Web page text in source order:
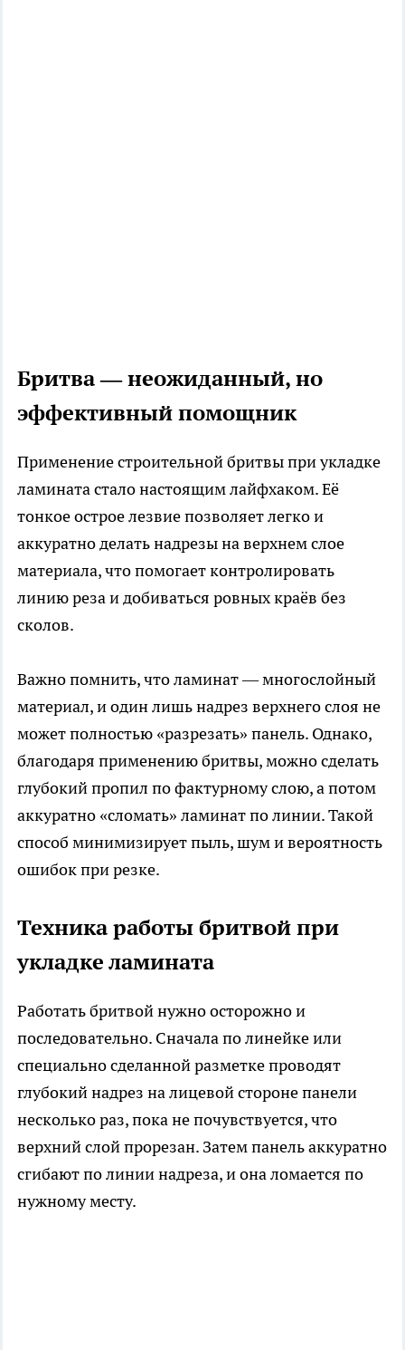
Бритва — неожиданный, но
эффективный помощник
Применение строительной бритвы при укладке
ламината стало настоящим лайфхаком. Её
тонкое острое лезвие позволяет легко и
аккуратно делать надрезы на верхнем слое
материала, что помогает контролировать
линию реза и добиваться ровных краёв без
сколов.
Важно помнить, что ламинат — многослойный
материал, и один лишь надрез верхнего слоя не
может полностью «разрезать» панель. Однако,
благодаря применению бритвы, можно сделать
глубокий пропил по фактурному слою, а потом
аккуратно «сломать» ламинат по линии. Такой
способ минимизирует пыль, шум и вероятность
ошибок при резке.
Техника работы бритвой при
укладке ламината
Работать бритвой нужно осторожно и
последовательно. Сначала по линейке или
специально сделанной разметке проводят
глубокий надрез на лицевой стороне панели
несколько раз, пока не почувствуется, что
верхний слой прорезан. Затем панель аккуратно
сгибают по линии надреза, и она ломается по
нужному месту.